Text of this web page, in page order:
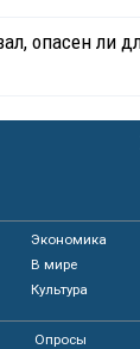
опасен ли
Экономика
В мире
Культура
Опросы